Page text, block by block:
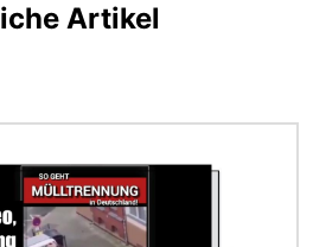
Artikel